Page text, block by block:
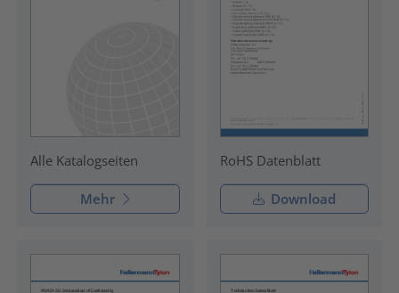
Alle Katalogseiten
Mehr
RoHS Datenblatt
Download